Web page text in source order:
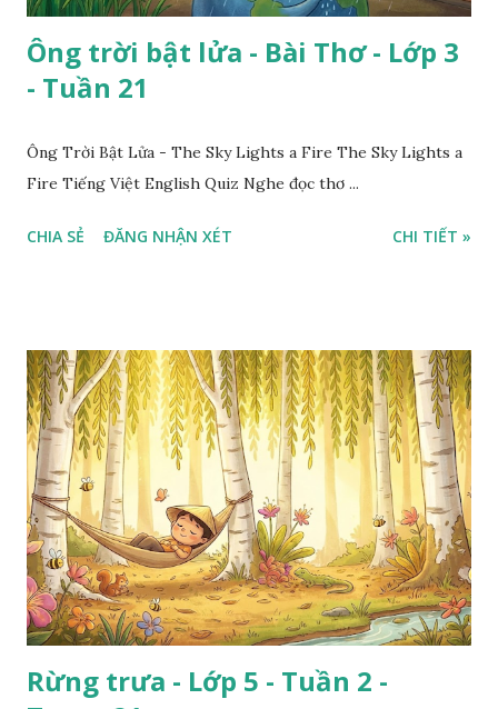
Ông trời bật lửa - Bài Thơ - Lớp 3
- Tuần 21
Ông Trời Bật Lửa - The Sky Lights a Fire The Sky Lights a
Fire Tiếng Việt English Quiz Nghe đọc thơ ...
CHIA SẺ ĐĂNG NHẬN XÉT CHI TIẾT »
Rừng trưa - Lớp 5 - Tuần 2 -